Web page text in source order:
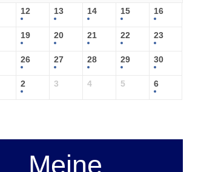
12 13 14 15 16
19 20 21 22 23
26 27 28 29 30
2 3 4 5 6
Meine